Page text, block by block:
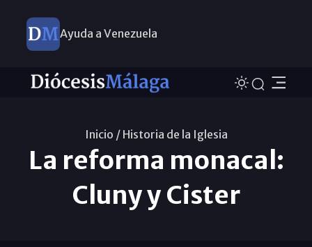
Ayuda a Venezuela
Inicio / Historia de la Iglesia
La reforma monacal:
Cluny y Cister